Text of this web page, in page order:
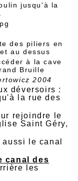
jusqu'à la
des piliers en
au dessus
à la cave
Bruille
2004
déversoirs :
la rue des
rejoindre le
Saint Géry,
le canal
canal des
les